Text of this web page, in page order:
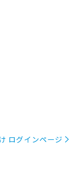
ログインページ